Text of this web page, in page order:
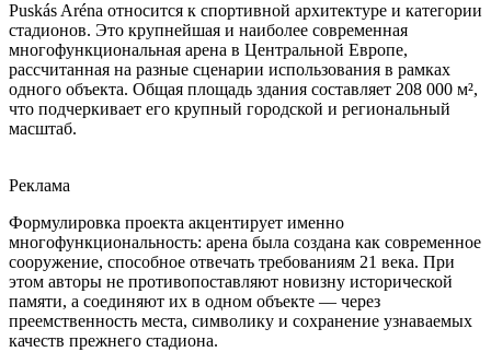
Puskás Aréna относится к спортивной архитектуре и категории
стадионов. Это крупнейшая и наиболее современная
многофункциональная арена в Центральной Европе,
рассчитанная на разные сценарии использования в рамках
одного объекта. Общая площадь здания составляет 208 000 м²,
что подчеркивает его крупный городской и региональный
масштаб.
Реклама
Формулировка проекта акцентирует именно
многофункциональность: арена была создана как современное
сооружение, способное отвечать требованиям 21 века. При
этом авторы не противопоставляют новизну исторической
памяти, а соединяют их в одном объекте — через
преемственность места, символику и сохранение узнаваемых
качеств прежнего стадиона.